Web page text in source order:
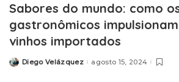
Sabores do mundo: como
gastronômicos
vinhos importados
PostedDiego Velázquez agosto 15, 2024